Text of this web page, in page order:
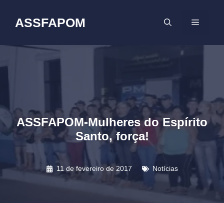
conteúdo
ASSFAPOM MENU
ASSFAPOM-Mulheres do Espírito
Santo, força!
11 de fevereiro de 2017 Notícias